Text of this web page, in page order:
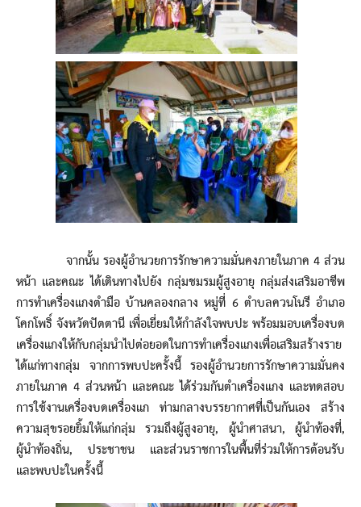
จากนั้น รองผู้อำนวยการรักษาความมั่นคงภายในภาค 4 ส่วน
หน้า และคณะ ได้เดินทางไปยัง กลุ่มชมรมผู้สูงอายุ กลุ่มส่งเสริมอาชีพ
การทำเครื่องแกงตำมือ บ้านคลองกลาง หมู่ที่ 6 ตำบลควนโนรี อำเภอ
โคกโพธิ์ จังหวัดปัตตานี เพื่อเยี่ยมให้กำลังใจพบปะ พร้อมมอบเครื่องบด
เครื่องแกงให้กับกลุ่มนำไปต่อยอดในการทำเครื่องแกงเพื่อเสริมสร้างราย
ได้แก่ทางกลุ่ม จากการพบปะครั้งนี้ รองผู้อำนวยการรักษาความมั่นคง
ภายในภาค 4 ส่วนหน้า และคณะ ได้ร่วมกันตำเครื่องแกง และทดสอบ
การใช้งานเครื่องบดเครื่องแก ท่ามกลางบรรยากาศที่เป็นกันเอง สร้าง
ความสุขรอยยิ้มให้แก่กลุ่ม รวมถึงผู้สูงอายุ, ผู้นำศาสนา, ผู้นำท้องที่,
ผู้นำท้องถิ่น, ประชาชน และส่วนราชการในพื้นที่ร่วมให้การต้อนรับ
และพบปะในครั้งนี้